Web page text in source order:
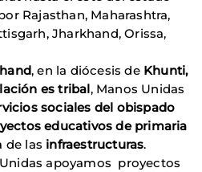
Rajasthan, Maharashtra,
Jharkhand, Orissa,
, en la diócesis de Khunti,
es tribal, Manos Unidas
sociales del obispado
educativos de primaria
de las infraestructuras.
apoyamos proyectos